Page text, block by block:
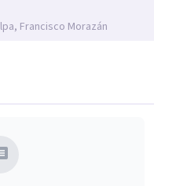
Francisco Morazán